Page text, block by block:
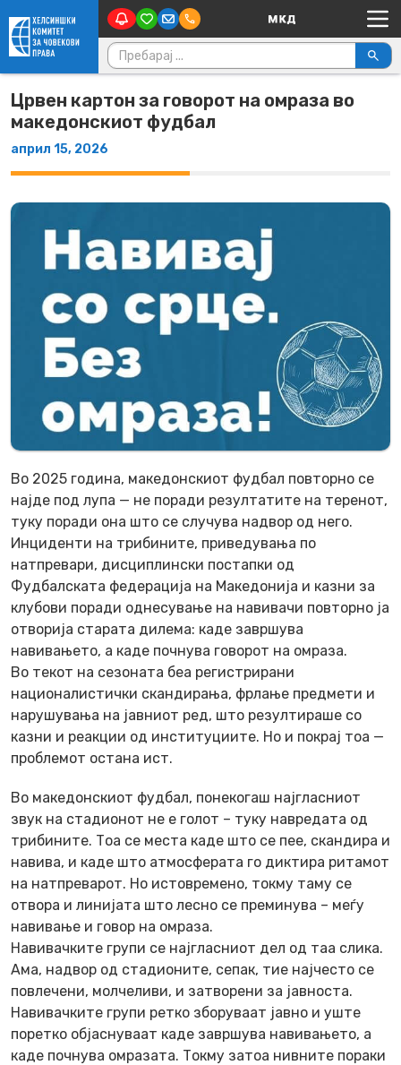
Skip to content Main Navigation
Пребарувај за:
Црвен картон за говорот на омраза во
македонскиот фудбал
април 15, 2026
Во 2025 година, македонскиот фудбал повторно се
најде под лупа — не поради резултатите на теренот,
туку поради она што се случува надвор од него.
Инциденти на трибините, приведувања по
натпревари, дисциплински постапки од
Фудбалската федерација на Македонија и казни за
клубови поради однесување на навивачи повторно ја
отворија старата дилема: каде завршува
навивањето, а каде почнува говорот на омраза.
Во текот на сезоната беа регистрирани
националистички скандирања, фрлање предмети и
нарушувања на јавниот ред, што резултираше со
казни и реакции од институциите. Но и покрај тоа —
проблемот остана ист.
Во македонскиот фудбал, понекогаш најгласниот
звук на стадионот не е голот – туку навредата од
трибините. Тоа се места каде што се пее, скандира и
навива, и каде што атмосферата го диктира ритамот
на натпреварот. Но истовремено, токму таму се
отвора и линијата што лесно се преминува – меѓу
навивање и говор на омраза.
Навивачките групи се најгласниот дел од таа слика.
Ама, надвор од стадионите, сепак, тие најчесто се
повлечени, молчеливи, и затворени за јавноста.
Навивачките групи ретко зборуваат јавно и уште
поретко објаснуваат каде завршува навивањето, а
каде почнува омразата. Токму затоа нивните пораки